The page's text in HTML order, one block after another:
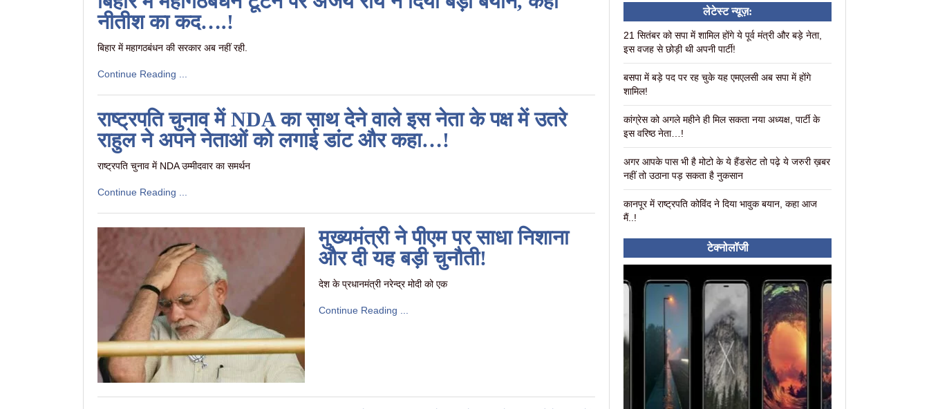
नीतीश का कद….!
बिहार में महागठबंधन की सरकार अब नहीं रही.
Continue Reading ...
राष्ट्रपति चुनाव में NDA का साथ देने वाले इस नेता के पक्ष में उतरे
राहुल ने अपने नेताओं को लगाई डांट और कहा…!
राष्ट्रपति चुनाव में NDA उम्मीदवार का समर्थन
Continue Reading ...
मुख्यमंत्री ने पीएम पर साधा निशाना
और दी यह बड़ी चुनौती!
देश के प्रधानमंत्री नरेन्द्र मोदी को एक
Continue Reading ...
लेटेस्ट न्यूज़:
21 सितंबर को सपा में शामिल होंगे ये पूर्व मंत्री और बड़े नेता,
इस वजह से छोड़ी थी अपनी पार्टी!
बसपा में बड़े पद पर रह चुके यह एमएलसी अब सपा में होंगे
शामिल!
कांग्रेस को अगले महीने ही मिल सकता नया अध्यक्ष, पार्टी के
इस वरिष्ठ नेता…!
अगर आपके पास भी है मोटो के ये हैंडसेट तो पढ़े ये जरुरी ख़बर
नहीं तो उठाना पड़ सकता है नुकसान
कानपूर में राष्ट्रपति कोविंद ने दिया भावुक बयान, कहा आज
मैं..!
टेक्नोलॉजी